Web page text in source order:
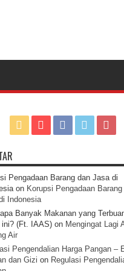
Pengadaan Barang dan Jasa di
on Korupsi Pengadaan Barang
Indonesia
Banyak Makanan yang
ini? (Ft. IAAS)on Mengingat Lagi
Air
Pengendalian Harga Pangan –
dan Gizi on Regulasi